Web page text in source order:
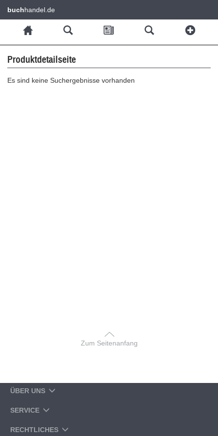
buchhandel.de
Produktdetailseite
Es sind keine Suchergebnisse vorhanden
Zum Seitenanfang
ÜBER UNS
SERVICE
RECHTLICHES